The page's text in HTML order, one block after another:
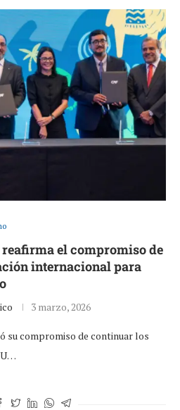
el compromiso de
internacional para
3 marzo, 2026
su compromiso de continuar los